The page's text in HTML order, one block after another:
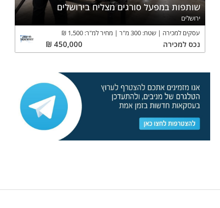
שותפות במפעל סורגים מצליח בירושלים
ירושלים
עסקים למכירה
שטח: 300 מ"ר מחיר למ"ר: 1,500
₪
נכס למכירה 450,000
₪